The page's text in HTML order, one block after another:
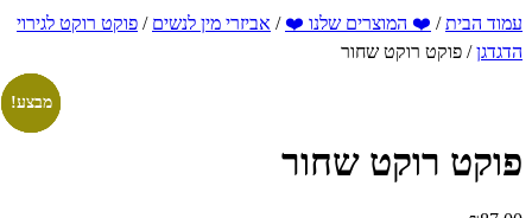
עמוד הבית/ ❤️ המוצרים שלנו ❤️ / אביזרי מין לנשים / פוקט רוקט לגירוי
הדגדגן/ פוקט רוקט שחור
פוקט רוקט שחור
מבצע!
מבצע!
מבצע!
מבצע!